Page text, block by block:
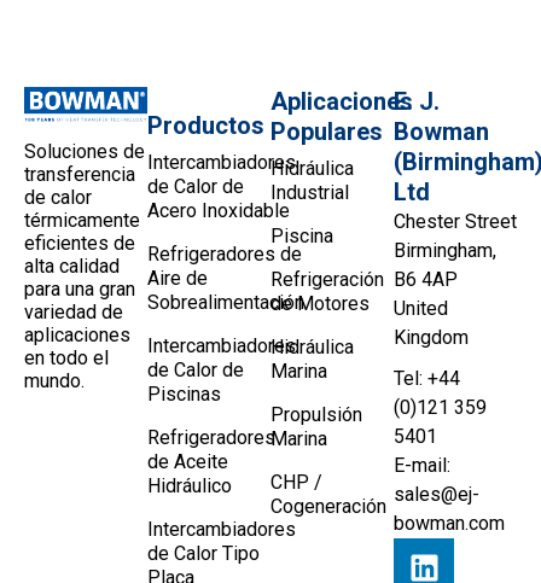
Soluciones de
transferencia
de calor
térmicamente
eficientes de
alta calidad
para una gran
variedad de
aplicaciones
en todo el
mundo.
Productos
Intercambiadores
de Calor de
Acero Inoxidable
Refrigeradores de
Aire de
Sobrealimentación
Intercambiadores
de Calor de
Piscinas
Refrigeradores
de Aceite
Hidráulico
Intercambiadores
de Calor Tipo
Placa
Aplicaciones
Populares
Hidráulica
Industrial
Piscina
Refrigeración
de Motores
Hidráulica
Marina
Propulsión
Marina
CHP /
Cogeneración
E. J.
Bowman
Ltd
Chester Street
Birmingham,
B6 4AP
United
Kingdom
Tel: +44
(0)121 359
5401
E-mail:
sales@ej-
bowman.com